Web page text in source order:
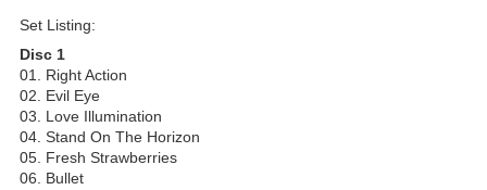
Set Listing:
Disc 1
01. Right Action
02. Evil Eye
03. Love Illumination
04. Stand On The Horizon
05. Fresh Strawberries
06. Bullet